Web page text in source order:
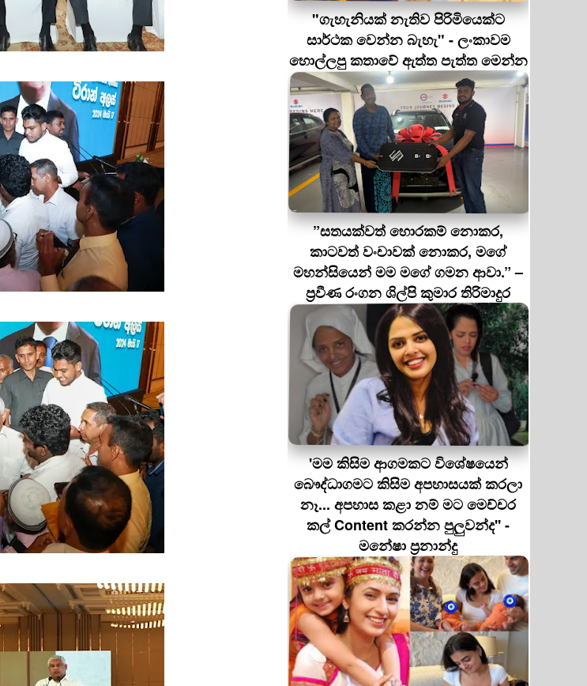
"ගැහැනියක් නැතිව පිරිමියෙක්ට
සාර්ථක වෙන්න බැහැ" - ලංකාවම
හොල්ලපු කතාවේ ඇත්ත පැත්ත මෙන්න
”සතයක්වත් හොරකම් නොකර,
කාටවත් වංචාවක් නොකර, මගේ
මහන්සියෙන් මම මගේ ගමන ආවා.” –
ප්‍රවීණ රංගන ශිල්පි කුමාර තිරිමාදුර
'මම කිසිම ආගමකට විශේෂයෙන්
බෞද්ධාගමට කිසිම අපහාසයක් කරලා
නෑ... අපහාස කළා නම් මට මෙච්චර
කල් Content කරන්න පුලුවන්ද'' -
මනේෂා ප්‍රනාන්දු